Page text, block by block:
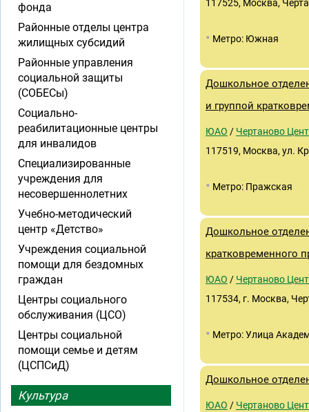
117525, Москва,
• Метро: Южная
Дошкольное
и группой
ЮАО / Чертаново
117519, Москва, ул.
• Метро: Пражская
Дошкольное
кратковременного
ЮАО / Чертаново
117534, г. Москва,
• Метро: Улица
Дошкольное
ЮАО / Чертаново
фонда
Районные отделы центра
жилищных субсидий
Районные управления
социальной защиты
(СОБЕСы)
Социально-
реабилитационные центры
для инвалидов
Специализированные
учреждения для
несовершеннолетних
Учебно-методический
центр «Детство»
Учреждения социальной
помощи для бездомных
граждан
Центры социального
обслуживания (ЦСО)
Центры социальной
помощи семье и детям
(ЦСПСиД)
Культура